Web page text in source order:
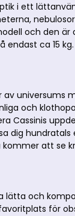
i ett
och den är
ca 15
universums
och
Cassinis
dig hundratals
kommer att se
lätta och
för